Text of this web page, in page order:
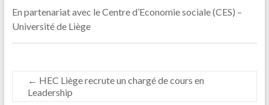
En partenariat avec le Centre d’Economie sociale (CES) –
Université de Liège
← HEC Liège recrute un chargé de cours en
Leadership